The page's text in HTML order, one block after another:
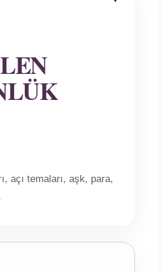
açı temaları, aşk, para,